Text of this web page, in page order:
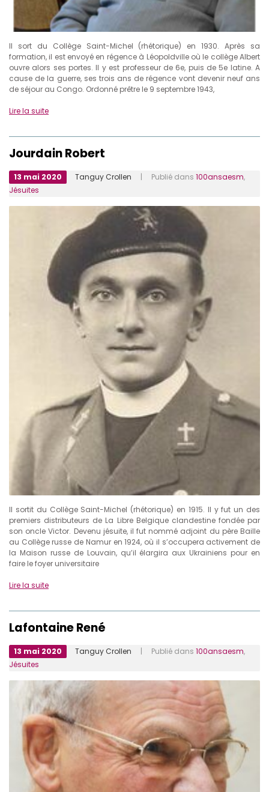
Il sort du Collège Saint-Michel (rhétorique) en 1930. Après sa
formation, il est envoyé en régence à Léopoldville où le collège Albert
ouvre alors ses portes. Il y est professeur de 6e, puis de 5e latine. A
cause de la guerre, ses trois ans de régence vont devenir neuf ans
de séjour au Congo. Ordonné prêtre le 9 septembre 1943,
Lire la suite
Jourdain Robert
13 mai 2020 Tanguy Crollen | Publié dans 100ansaesm,
Jésuites
Il sortit du Collège Saint-Michel (rhétorique) en 1915. Il y fut un des
premiers distributeurs de La Libre Belgique clandestine fondée par
son oncle Victor. Devenu jésuite, il fut nommé adjoint du père Baille
au Collège russe de Namur en 1924, où il s’occupera activement de
la Maison russe de Louvain, qu’il élargira aux Ukrainiens pour en
faire le foyer universitaire
Lire la suite
Lafontaine René
13 mai 2020 Tanguy Crollen | Publié dans 100ansaesm,
Jésuites